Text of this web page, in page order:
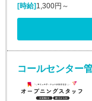
[時給] 1,300円～